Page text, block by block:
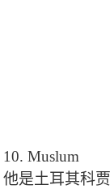
10. Muslum
他是土耳其科